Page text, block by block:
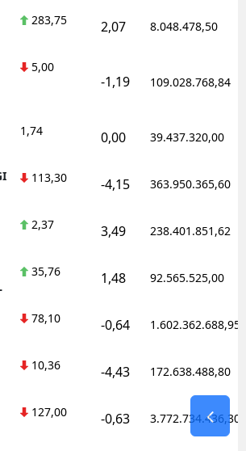
283,75 2,07 8.048.478,50
5,00
-1,19 109.028.768,84
1,74 0,00 39.437.320,00
113,30 -4,15 363.950.365,60
2,37 3,49 238.401.851,62
35,76 1,48 92.565.525,00
78,10 -0,64 1.602.362.688,95
10,36 -4,43 172.638.488,80
127,00 -0,63 3.772.734.436,30